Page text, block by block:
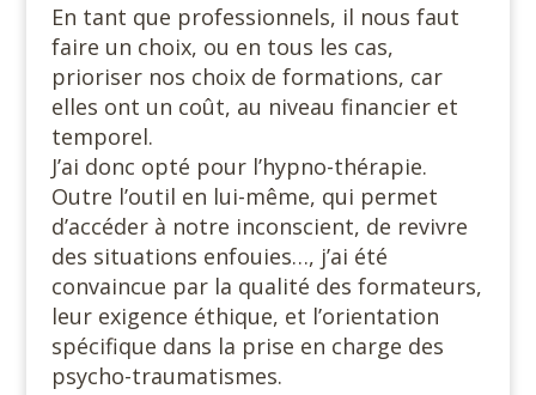
En tant que professionnels, il nous faut
faire un choix, ou en tous les cas,
prioriser nos choix de formations, car
elles ont un coût, au niveau financier et
temporel.
J’ai donc opté pour l’hypno-thérapie.
Outre l’outil en lui-même, qui permet
d’accéder à notre inconscient, de revivre
des situations enfouies…, j’ai été
convaincue par la qualité des formateurs,
leur exigence éthique, et l’orientation
spécifique dans la prise en charge des
psycho-traumatismes.